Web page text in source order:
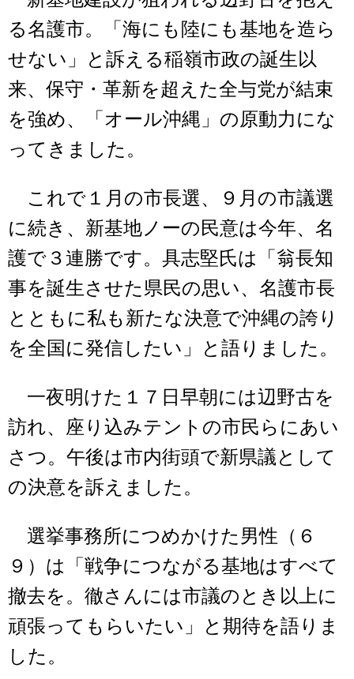
る名護市。「海にも陸にも基地を造ら
せない」と訴える稲嶺市政の誕生以
来、保守・革新を超えた全与党が結束
を強め、「オール沖縄」の原動力にな
ってきました。
これで１月の市長選、９月の市議選
に続き、新基地ノーの民意は今年、名
護で３連勝です。具志堅氏は「翁長知
事を誕生させた県民の思い、名護市長
とともに私も新たな決意で沖縄の誇り
を全国に発信したい」と語りました。
一夜明けた１７日早朝には辺野古を
訪れ、座り込みテントの市民らにあい
さつ。午後は市内街頭で新県議として
の決意を訴えました。
選挙事務所につめかけた男性（６
９）は「戦争につながる基地はすべて
撤去を。徹さんには市議のとき以上に
頑張ってもらいたい」と期待を語りま
した。